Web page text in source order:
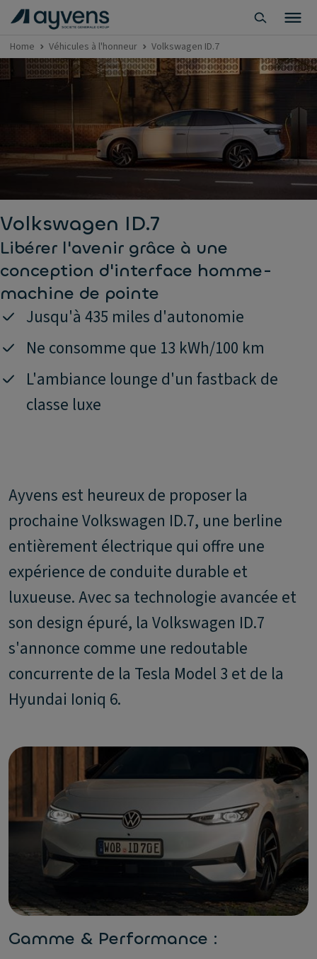
Home Véhicules à l'honneur Volkswagen ID.7
Volkswagen ID.7
Libérer l'avenir grâce à une
conception d'interface homme-
machine de pointe
Jusqu'à 435 miles d'autonomie
Ne consomme que 13 kWh/100 km
L'ambiance lounge d'un fastback de
classe luxe
Ayvens est heureux de proposer la
prochaine Volkswagen ID.7, une berline
entièrement électrique qui offre une
expérience de conduite durable et
luxueuse. Avec sa technologie avancée et
son design épuré, la Volkswagen ID.7
s'annonce comme une redoutable
concurrente de la Tesla Model 3 et de la
Hyundai Ioniq 6.
Gamme & Performance :